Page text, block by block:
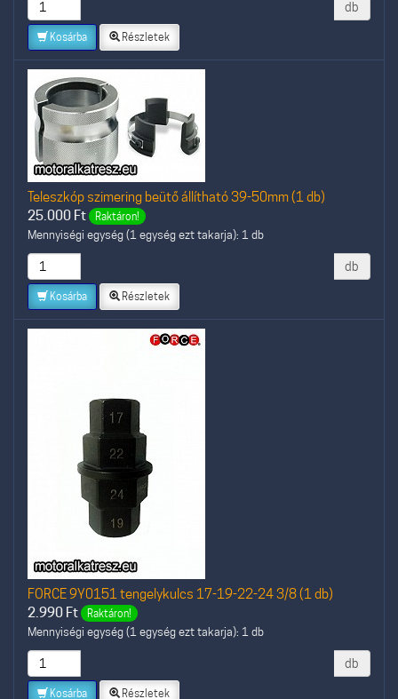
db
Kosárba Részletek
Teleszkóp szimering beütő állítható 39-50mm (1 db)
25.000 Ft Raktáron!
Mennyiségi egység (1 egység ezt takarja): 1 db
db
Kosárba Részletek
FORCE 9Y0151 tengelykulcs 17-19-22-24 3/8 (1 db)
2.990 Ft Raktáron!
Mennyiségi egység (1 egység ezt takarja): 1 db
db
Kosárba Részletek